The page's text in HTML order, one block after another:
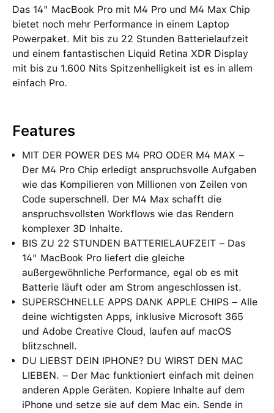
Das 14" MacBook Pro mit M4 Pro und M4 Max Chip
bietet noch mehr Performance in einem Laptop
Powerpaket. Mit bis zu 22 Stunden Batterielaufzeit
und einem fantastischen Liquid Retina XDR Display
mit bis zu 1.600 Nits Spitzenhelligkeit ist es in allem
einfach Pro.
Features
MIT DER POWER DES M4 PRO ODER M4 MAX –
Der M4 Pro Chip erledigt anspruchsvolle Aufgaben
wie das Kompilieren von Millionen von Zeilen von
Code superschnell. Der M4 Max schafft die
anspruchsvollsten Workflows wie das Rendern
komplexer 3D Inhalte.
BIS ZU 22 STUNDEN BATTERIELAUFZEIT – Das
14" MacBook Pro liefert die gleiche
außergewöhnliche Performance, egal ob es mit
Batterie läuft oder am Strom angeschlossen ist.
SUPERSCHNELLE APPS DANK APPLE CHIPS – Alle
deine wichtigsten Apps, inklusive Microsoft 365
und Adobe Creative Cloud, laufen auf macOS
blitzschnell.
DU LIEBST DEIN IPHONE? DU WIRST DEN MAC
LIEBEN. – Der Mac funktioniert einfach mit deinen
anderen Apple Geräten. Kopiere Inhalte auf dem
iPhone und setze sie auf dem Mac ein. Sende in